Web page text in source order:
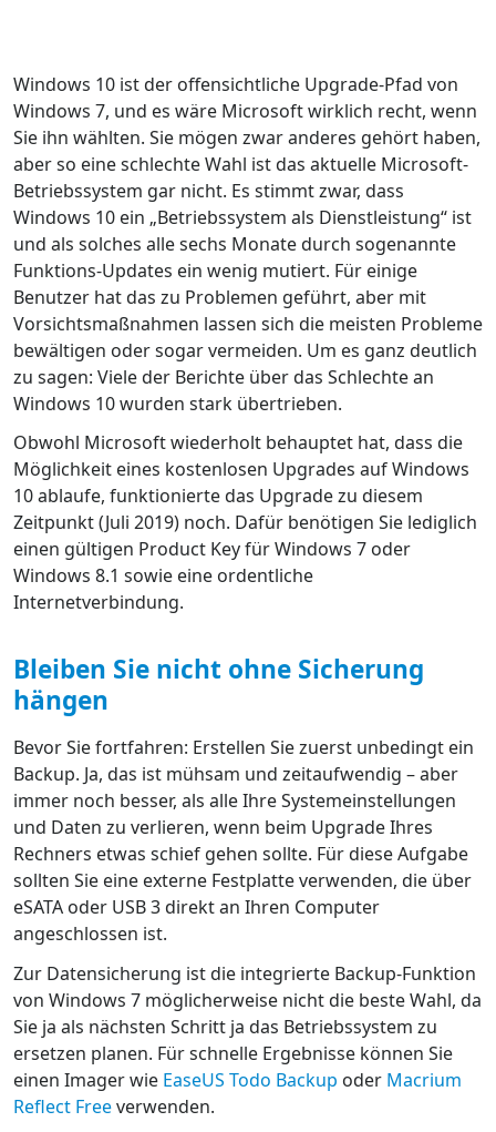
Windows 10 ist der offensichtliche Upgrade-Pfad von
Windows 7, und es wäre Microsoft wirklich recht, wenn
Sie ihn wählten. Sie mögen zwar anderes gehört haben,
aber so eine schlechte Wahl ist das aktuelle Microsoft-
Betriebssystem gar nicht. Es stimmt zwar, dass
Windows 10 ein „Betriebssystem als Dienstleistung“ ist
und als solches alle sechs Monate durch sogenannte
Funktions-Updates ein wenig mutiert. Für einige
Benutzer hat das zu Problemen geführt, aber mit
Vorsichtsmaßnahmen lassen sich die meisten Probleme
bewältigen oder sogar vermeiden. Um es ganz deutlich
zu sagen: Viele der Berichte über das Schlechte an
Windows 10 wurden stark übertrieben.
Obwohl Microsoft wiederholt behauptet hat, dass die
Möglichkeit eines kostenlosen Upgrades auf Windows
10 ablaufe, funktionierte das Upgrade zu diesem
Zeitpunkt (Juli 2019) noch. Dafür benötigen Sie lediglich
einen gültigen Product Key für Windows 7 oder
Windows 8.1 sowie eine ordentliche
Internetverbindung.
Bleiben Sie nicht ohne Sicherung
hängen
Bevor Sie fortfahren: Erstellen Sie zuerst unbedingt ein
Backup. Ja, das ist mühsam und zeitaufwendig – aber
immer noch besser, als alle Ihre Systemeinstellungen
und Daten zu verlieren, wenn beim Upgrade Ihres
Rechners etwas schief gehen sollte. Für diese Aufgabe
sollten Sie eine externe Festplatte verwenden, die über
eSATA oder USB 3 direkt an Ihren Computer
angeschlossen ist.
Zur Datensicherung ist die integrierte Backup-Funktion
von Windows 7 möglicherweise nicht die beste Wahl, da
Sie ja als nächsten Schritt ja das Betriebssystem zu
ersetzen planen. Für schnelle Ergebnisse können Sie
einen Imager wie EaseUS Todo Backup oder Macrium
Reflect Freeverwenden.